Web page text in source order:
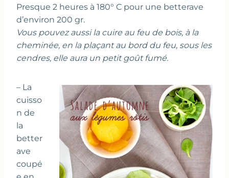
Presque 2 heures à 180° C pour une betterave
d’environ 200 gr.
Vous pouvez aussi la cuire au feu de bois, à la
cheminée, en la plaçant au bord du feu, sous les
cendres, elle aura un petit goût fumé.
– La
cuisso
n de
la
better
ave
coupé